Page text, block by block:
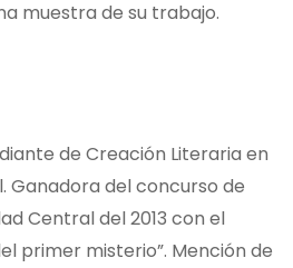
muestra de su trabajo.
de Creación Literaria en
Ganadora del concurso de
Central del 2013 con el
primer misterio”. Mención de